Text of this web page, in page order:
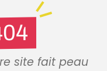
site fait peau